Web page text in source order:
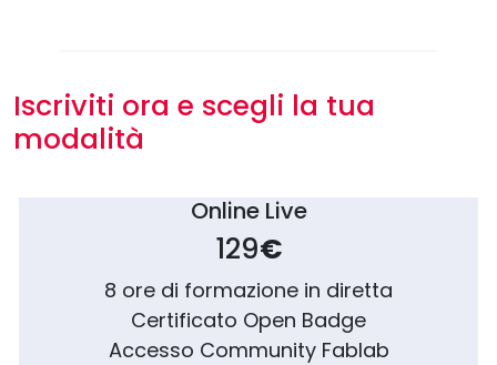
Iscriviti ora e scegli la tua
modalità
Online Live
129€
8 ore di formazione in diretta
Certificato Open Badge
Accesso Community Fablab